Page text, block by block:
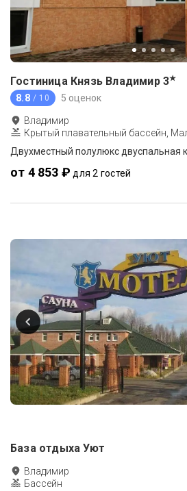
Гостиница Князь Владимир 3★
8.8 / 10 5 оценок
Владимир
Крытый плавательный бассейн,
Двухместный полулюкс двуспальная
от 4 853 ₽ для 2 гостей
База отдыха Уют
Владимир
Бассейн